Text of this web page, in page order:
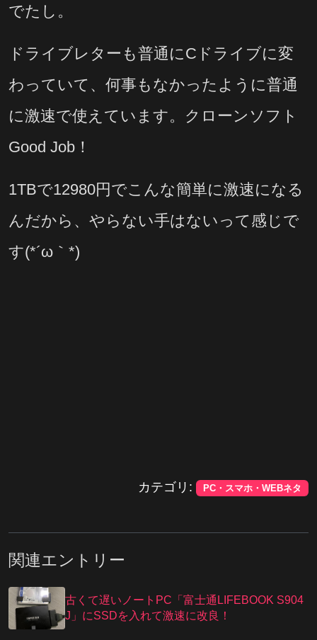
でたし。
ドライブレターも普通にCドライブに変
わっていて、何事もなかったように普通
に激速で使えています。クローンソフト
Good Job！
1TBで12980円でこんな簡単に激速になる
んだから、やらない手はないって感じで
す(*´ω｀*)
カテゴリ: PC・スマホ・WEBネタ
関連エントリー
古くて遅いノートPC「富士通LIFEBOOK S904
J」にSSDを入れて激速に改良！